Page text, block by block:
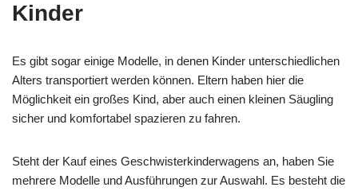
Kinder
Es gibt sogar einige Modelle, in denen Kinder unterschiedlichen
Alters transportiert werden können. Eltern haben hier die
Möglichkeit ein großes Kind, aber auch einen kleinen Säugling
sicher und komfortabel spazieren zu fahren.
Steht der Kauf eines Geschwisterkinderwagens an, haben Sie
mehrere Modelle und Ausführungen zur Auswahl. Es besteht die